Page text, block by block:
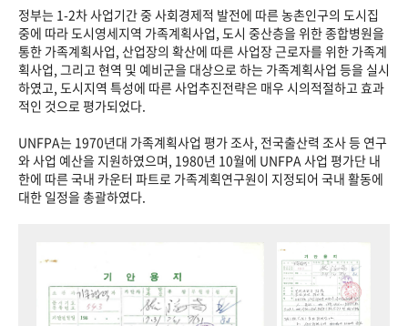
정부는 1-2차 사업기간 중 사회경제적 발전에 따른 농촌인구의 도시집
중에 따라 도시영세지역 가족계획사업, 도시 중산층을 위한 종합병원을
통한 가족계획사업, 산업장의 확산에 따른 사업장 근로자를 위한 가족계
획사업, 그리고 현역 및 예비군을 대상으로 하는 가족계획사업 등을 실시
하였고, 도시지역 특성에 따른 사업추진전략은 매우 시의적절하고 효과
적인 것으로 평가되었다.
UNFPA는 1970년대 가족계획사업 평가 조사, 전국출산력 조사 등 연구
와 사업 예산을 지원하였으며, 1980년 10월에 UNFPA 사업 평가단 내
한에 따른 국내 카운터 파트로 가족계획연구원이 지정되어 국내 활동에
대한 일정을 총괄하였다.